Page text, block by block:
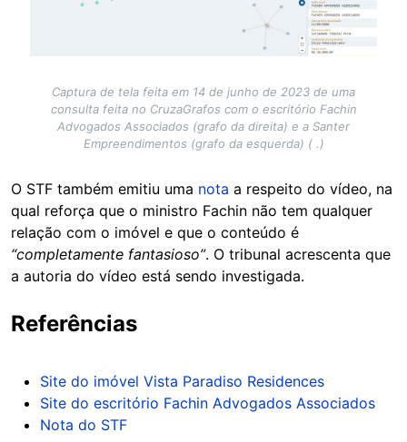
Captura de tela feita em 14 de junho de 2023 de uma
consulta feita no CruzaGrafos com o escritório Fachin
Advogados Associados (grafo da direita) e a Santer
Empreendimentos (grafo da esquerda) ( .)
O STF também emitiu uma nota a respeito do vídeo, na
qual reforça que o ministro Fachin não tem qualquer
relação com o imóvel e que o conteúdo é
“completamente fantasioso”. O tribunal acrescenta que
a autoria do vídeo está sendo investigada.
Referências
Site do imóvel Vista Paradiso Residences
Site do escritório Fachin Advogados Associados
Nota do STF